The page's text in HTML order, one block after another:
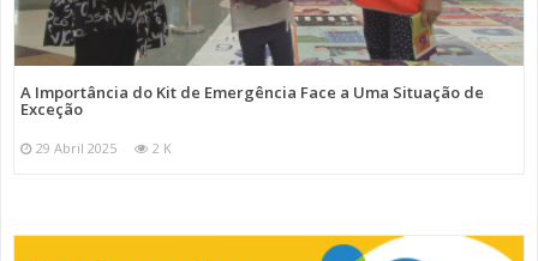
A Importância do Kit de Emergência Face a Uma Situação de
Exceção
29 Abril 2025 2 K